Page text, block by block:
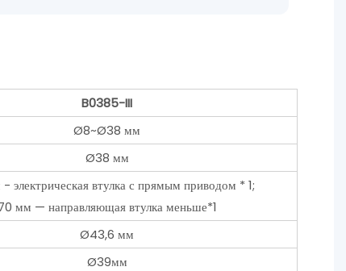
B0385-III
Ø8~Ø38 мм
Ø38 мм
электрическая втулка с прямым приводом * 1;
мм — направляющая втулка меньше*1
Ø43,6 мм
Ø39мм